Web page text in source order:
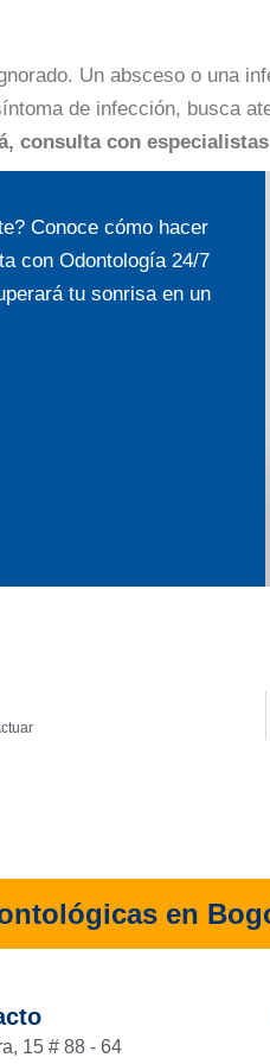
Un absceso o una
de infección, busca
consulta con
Conoce cómo hacer
con Odontología 24/7
tu sonrisa en un
en
15 # 88 - 64